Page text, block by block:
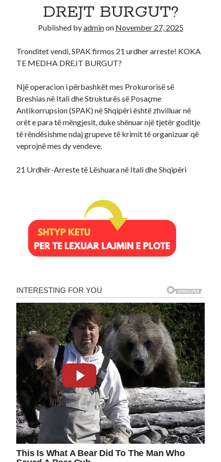
Recent Comments
DREJT BURGUT?
Published byadminon November 27, 2025
Tronditet vendi, SPAK firmos 21 urdher arreste! KOKA
TE MEDHA DREJT BURGUT?
Një operacion i përbashkët mes Prokurorisë së
Breshias në Itali dhe Strukturës së Posaçme
Antikorrupsion (SPAK) në Shqipëri është zhvilluar në
orët e para të mëngjesit, duke shënuar një tjetër goditje
të rëndësishme ndaj grupeve të krimit të organizuar që
veprojnë mes dy vendeve.
21 Urdhër-Arreste të Lëshuara në Itali dhe Shqipëri